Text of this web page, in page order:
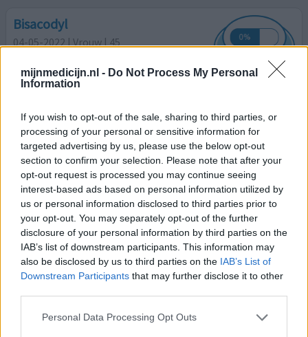
mijnmedicijn.nl - Do Not Process My Personal
Information
If you wish to opt-out of the sale, sharing to third parties, or
processing of your personal or sensitive information for
targeted advertising by us, please use the below opt-out
section to confirm your selection. Please note that after your
opt-out request is processed you may continue seeing
interest-based ads based on personal information utilized by
us or personal information disclosed to third parties prior to
your opt-out. You may separately opt-out of the further
disclosure of your personal information by third parties on the
IAB’s list of downstream participants. This information may
also be disclosed by us to third parties on the IAB’s List of
Downstream Participants that may further disclose it to other
Personal Data Processing Opt Outs
Bisacodyl
04-05-2022 | Vrouw | 45
Voorbereiding (slok-)darmonderzoek
Hoeveelheid bijwerkingen
Als darmvoorbereiding moest ik twee dagen voor de
colonoscopie om 22.00 twee tabletten Bisacodyl nemen.
De dag erna en de ochtend van het onderzoek ook nog 2
liter Moviprep en 2 liter heldere drank. De nacht op
inname van Bisacodyl heb ik de ergste darmkrampen in
mijn leven meegemaakt, ik heb van 02.00 tot 08.00
huilend en schreeuwend van pijn op het toilet gezeten.
Alsof[lees meer...]
geef mening 0 reacties